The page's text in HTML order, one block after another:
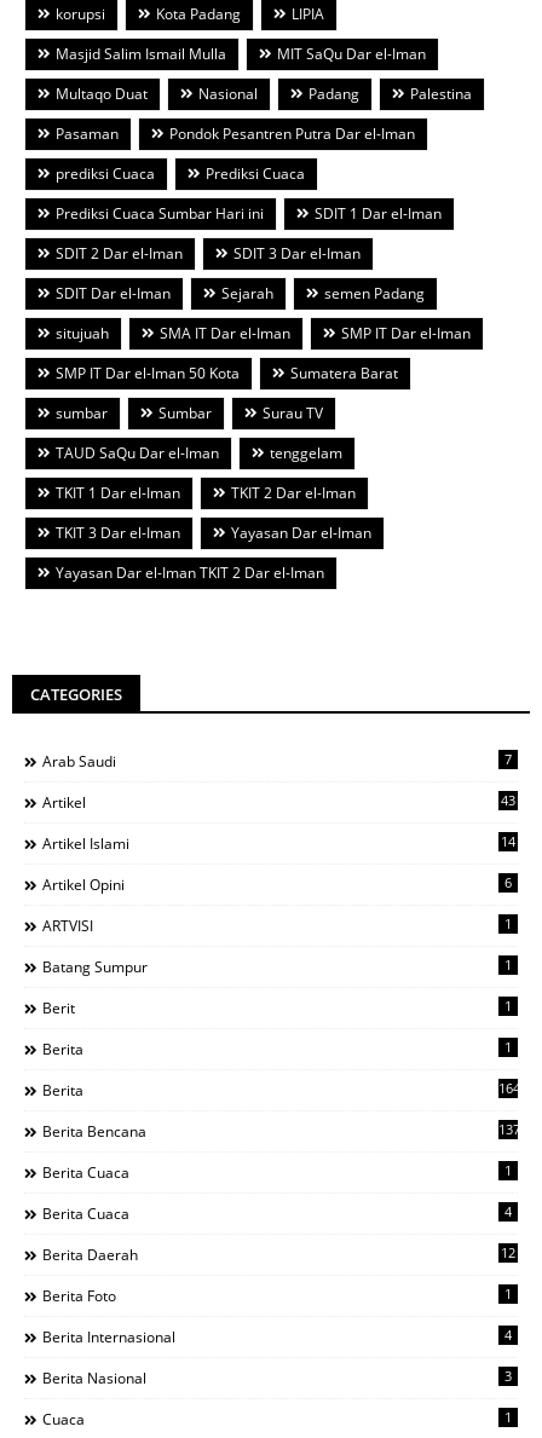
korupsi
Kota Padang
LIPIA
Masjid Salim Ismail Mulla
MIT SaQu Dar el-Iman
Multaqo Duat
Nasional Padang
Palestina
Pasaman
Pondok Pesantren Putra Dar el-Iman
prediksi Cuaca
Prediksi Cuaca
Prediksi Cuaca Sumbar Hari ini
SDIT 1 Dar el-Iman
SDIT 2 Dar el-Iman
SDIT 3 Dar el-Iman
SDIT Dar el-Iman
Sejarah
semen Padang
situjuah
SMA IT Dar el-Iman
SMP IT Dar el-Iman
SMP IT Dar el-Iman 50 Kota
Sumatera Barat
sumbar
Sumbar
Surau TV
TAUD SaQu Dar el-Iman
tenggelam
TKIT 1 Dar el-Iman
TKIT 2 Dar el-Iman
TKIT 3 Dar el-Iman
Yayasan Dar el-Iman
Yayasan Dar el-Iman TKIT 2 Dar el-Iman
CATEGORIES
Arab Saudi 7
Artikel 43
Artikel Islami 14
Artikel Opini 6
ARTVISI 1
Batang Sumpur 1
Berit 1
Berita 1
Berita 1644
Berita Bencana 137
Berita Cuaca 1
Berita Cuaca 4
Berita Daerah 12
Berita Foto 1
Berita Internasional 4
Berita Nasional 3
Cuaca 1